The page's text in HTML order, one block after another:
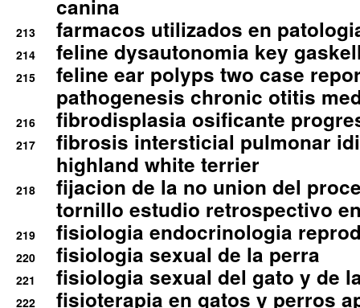
canina
213 farmacos utilizados en
214 feline dysautonomia key
215
feline ear polyps two case
pathogenesis chronic otitis
216 fibrodisplasia osificante
217
fibrosis intersticial pulmonar
highland white terrier
218
fijacion de la no union del
tornillo estudio retrospectivo
219 fisiologia endocrinologia
220 fisiologia sexual de la perra
221 fisiologia sexual del gato y de
222
fisioterapia en gatos y perros